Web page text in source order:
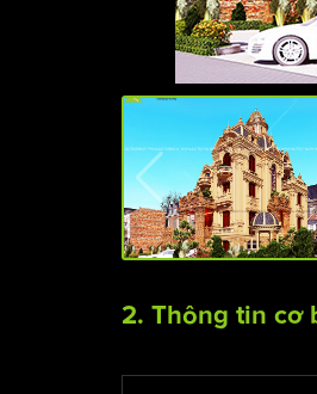
2. Thông tin cơ